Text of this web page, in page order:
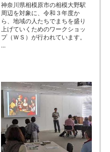
神奈川県相模原市の相模大野駅
周辺を対象に、令和３年度か
ら、地域の人たちでまちを盛り
上げていくためのワークショッ
プ（ＷＳ）が行われています。
...